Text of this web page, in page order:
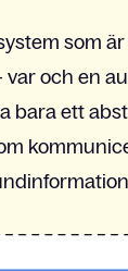
som
och en
bara ett